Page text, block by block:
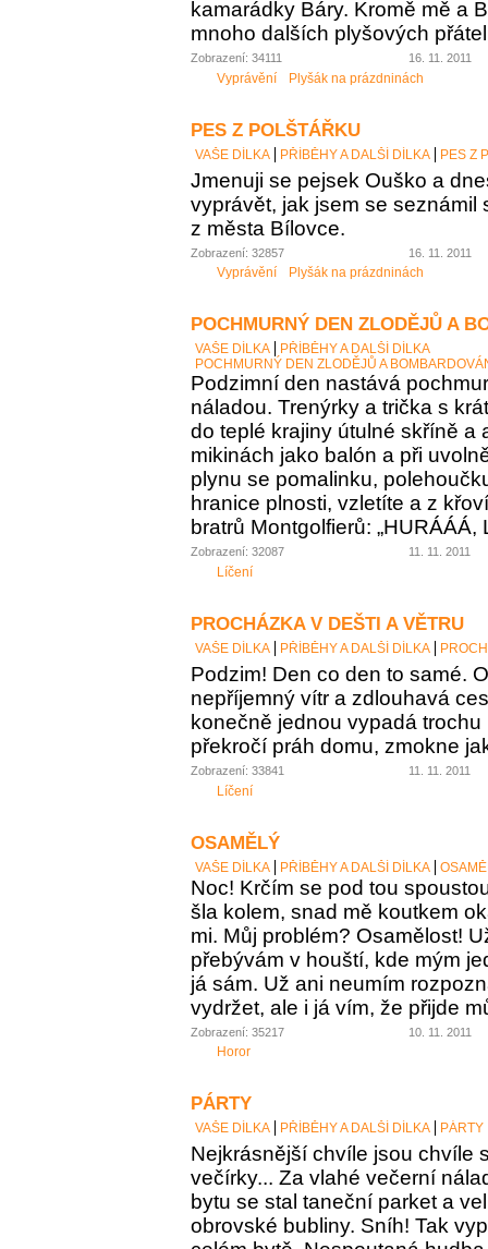
kamarádky Báry. Kromě mě a
mnoho dalších plyšových
Zobrazení: 34111 16. 11. 2011
Vyprávění Plyšák na prázdninách
PES Z POLŠTÁŘKU
VAŠE DÍLKA PŘÍBĚHY A DALŠÍ DÍLKA PES Z
Jmenuji se pejsek Ouško a
vyprávět, jak jsem se seznámil
z města Bílovce.
Zobrazení: 32857 16. 11. 2011
Vyprávění Plyšák na prázdninách
POCHMURNÝ DEN ZLODĚJŮ A
VAŠE DÍLKA
PŘÍBĚHY A DALŠÍ DÍLKA
POCHMURNÝ DEN ZLODĚJŮ A
Podzimní den nastává
náladou. Trenýrky a trička s
do teplé krajiny útulné skříně a
mikinách jako balón a při
plynu se pomalinku,
hranice plnosti, vzletíte a z
bratrů Montgolfierů: „HURÁÁÁ,
Zobrazení: 32087 11. 11. 2011
Líčení
PROCHÁZKA V DEŠTI A VĚTRU
VAŠE DÍLKA PŘÍBĚHY A DALŠÍ DÍLKA
Podzim! Den co den to samé.
nepříjemný vítr a zdlouhavá
konečně jednou vypadá
překročí práh domu, zmokne
Zobrazení: 33841 11. 11. 2011
Líčení
OSAMĚLÝ
VAŠE DÍLKA PŘÍBĚHY A DALŠÍ DÍLKA
Noc! Krčím se pod tou
šla kolem, snad mě koutkem
mi. Můj problém? Osamělost!
přebývám v houští, kde mým
já sám. Už ani neumím
vydržet, ale i já vím, že přijde
Zobrazení: 35217 10. 11. 2011
Horor
PÁRTY
VAŠE DÍLKA PŘÍBĚHY A DALŠÍ DÍLKA PÁRTY
Nejkrásnější chvíle jsou chvíle
večírky... Za vlahé večerní
bytu se stal taneční parket a
obrovské bubliny. Sníh! Tak